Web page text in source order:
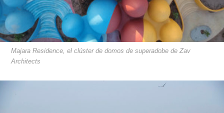
Majara Residence, el clúster de domos de superadobe de Zav
Architects